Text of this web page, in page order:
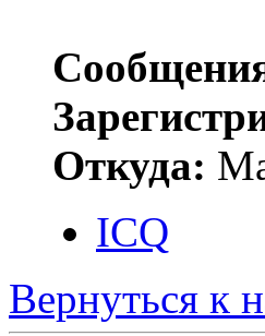
Откуда:
ICQ
Вернуться к